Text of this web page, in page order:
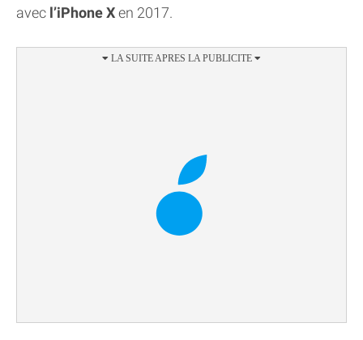
avec l’iPhone Xen 2017.